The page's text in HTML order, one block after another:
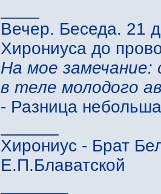
Вечер. Беседа. 21
Хирониуса до
На мое
в теле молодого
- Разница
Хирониус - Брат
Е.П.Блаватской